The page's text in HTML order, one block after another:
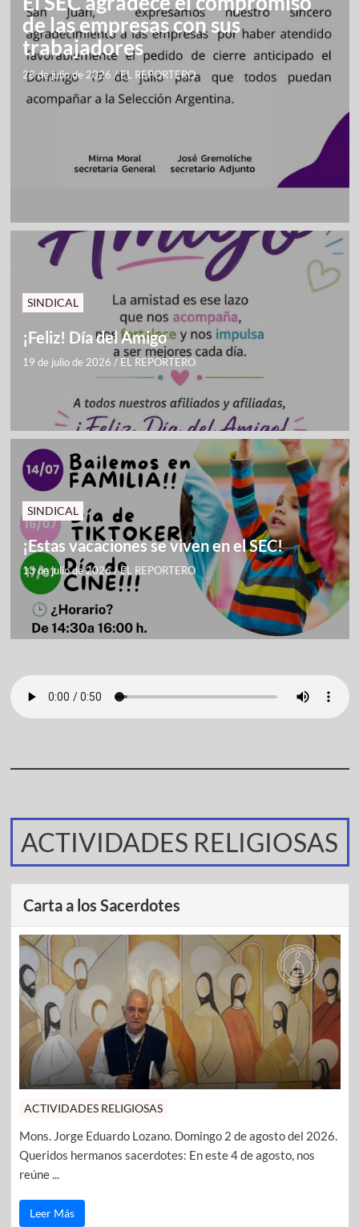
de las empresas con sus
trabajadores
28 de julio de 2026 /EL REPORTERO
SINDICAL
¡Feliz! Día del Amigo
19 de julio de 2026 / EL REPORTERO
SINDICAL
¡Estas vacaciones se viven en el SEC!
13 de julio de 2026/EL REPORTERO
ACTIVIDADES RELIGIOSAS
Carta a los Sacerdotes
ACTIVIDADES RELIGIOSAS
Mons. Jorge Eduardo Lozano. Domingo 2 de agosto del 2026.
Queridos hermanos sacerdotes: En este 4 de agosto, nos
reúne ...
Leer Más